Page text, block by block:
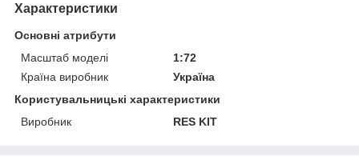
Характеристики
Основні атрибути
Масштаб моделі
1:72
Країна виробник
Україна
Користувальницькі характеристики
Виробник
RES KIT